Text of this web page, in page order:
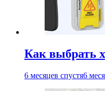
Как выбрать
6 месяцев спустя6